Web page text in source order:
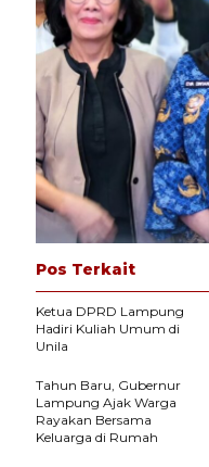
Pos Terkait
Ketua DPRD Lampung
Hadiri Kuliah Umum di
Unila
Tahun Baru, Gubernur
Lampung Ajak Warga
Rayakan Bersama
Keluarga di Rumah